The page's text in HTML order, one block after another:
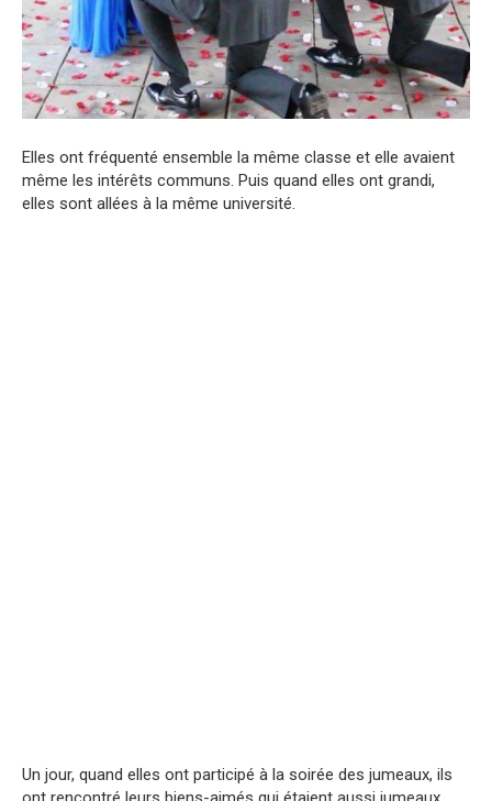
Elles ont fréquenté ensemble la même classe et elle avaient
même les intérêts communs. Puis quand elles ont grandi,
elles sont allées à la même université.
Un jour, quand elles ont participé à la soirée des jumeaux, ils